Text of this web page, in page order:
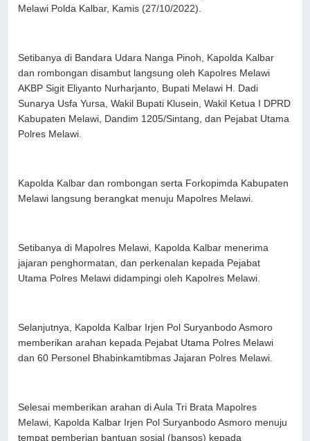
Melawi Polda Kalbar, Kamis (27/10/2022).
Setibanya di Bandara Udara Nanga Pinoh, Kapolda Kalbar
dan rombongan disambut langsung oleh Kapolres Melawi
AKBP Sigit Eliyanto Nurharjanto, Bupati Melawi H. Dadi
Sunarya Usfa Yursa, Wakil Bupati Klusein, Wakil Ketua I DPRD
Kabupaten Melawi, Dandim 1205/Sintang, dan Pejabat Utama
Polres Melawi.
Kapolda Kalbar dan rombongan serta Forkopimda Kabupaten
Melawi langsung berangkat menuju Mapolres Melawi.
Setibanya di Mapolres Melawi, Kapolda Kalbar menerima
jajaran penghormatan, dan perkenalan kepada Pejabat
Utama Polres Melawi didampingi oleh Kapolres Melawi.
Selanjutnya, Kapolda Kalbar Irjen Pol Suryanbodo Asmoro
memberikan arahan kepada Pejabat Utama Polres Melawi
dan 60 Personel Bhabinkamtibmas Jajaran Polres Melawi.
Selesai memberikan arahan di Aula Tri Brata Mapolres
Melawi, Kapolda Kalbar Irjen Pol Suryanbodo Asmoro menuju
tempat pemberian bantuan sosial (bansos) kepada